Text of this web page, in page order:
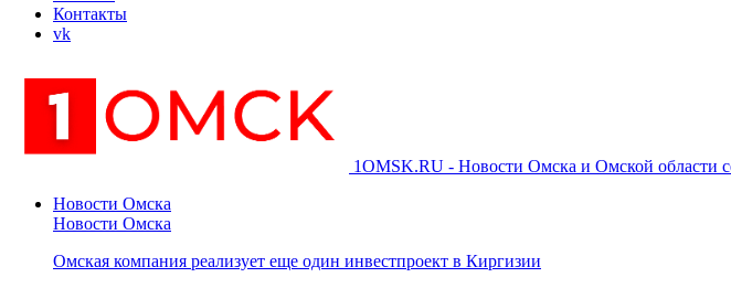
Контакты
vk
1OMSK.RU - Новости Омска и Омской области
Новости Омска
Новости Омска
Омская компания реализует еще один инвестпроект в Киргизии